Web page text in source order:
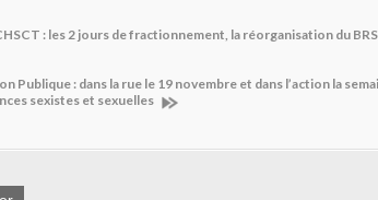
: les 2 jours de fractionnement, la réorganisation du
Publique : dans la rue le 19 novembre et dans l’action la
sexistes et sexuelles